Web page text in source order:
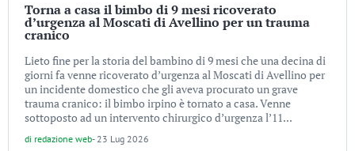
Torna a casa il bimbo di 9 mesi ricoverato
d’urgenza al Moscati di Avellino per un trauma
cranico
Lieto fine per la storia del bambino di 9 mesi che una decina di
giorni fa venne ricoverato d’urgenza al Moscati di Avellino per
un incidente domestico che gli aveva procurato un grave
trauma cranico: il bimbo irpino è tornato a casa. Venne
sottoposto ad un intervento chirurgico d’urgenza l’11...
di redazione web- 23 Lug 2026